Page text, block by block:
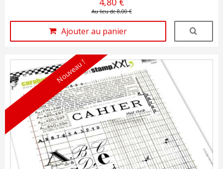
Au lieu de 8,00 €
Ajouter au panier
Nouveau !